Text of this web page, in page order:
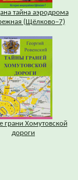
тайна аэродрома
(Щёлково–7)
грани Хомутовской
дороги